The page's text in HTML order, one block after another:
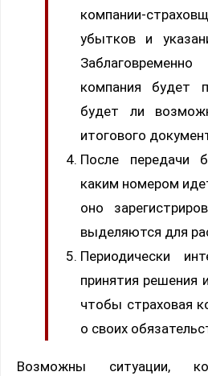
компании-
убытков и
компания будет
будет ли
итогового
После передачи
каким номером
оно
выделяются для
Периодически
принятия решения
чтобы страховая
о своих
Возможны ситуации,